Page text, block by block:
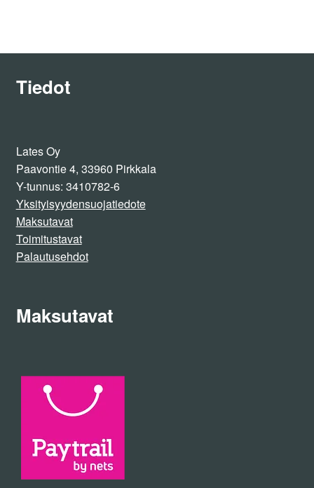
tehdä
Tiedot
Lates Oy
Paavontie 4, 33960 Pirkkala
Y-tunnus: 3410782-6
Yksityisyydensuojatiedote
Maksutavat
Toimitustavat
Palautusehdot
Maksutavat